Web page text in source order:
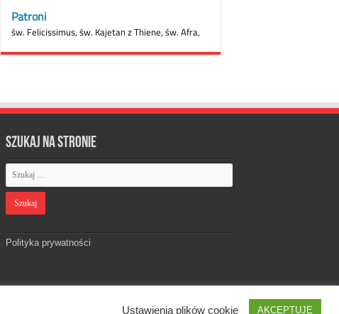
Szukaj na stronie
Polityka prywatności
Designed byWebdawid
Ustawienia plików cookie AKCEPTUJĘ